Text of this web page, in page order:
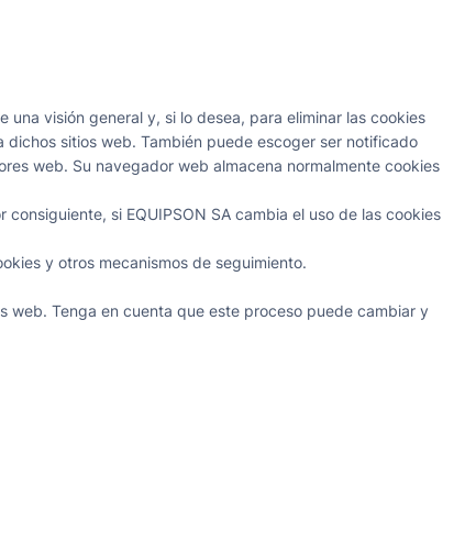
visión general y, si lo desea, para eliminar las cookies
sitios web. También puede escoger ser notificado
web. Su navegador web almacena normalmente cookies
si EQUIPSON SA cambia el uso de las cookies
y otros mecanismos de seguimiento.
web. Tenga en cuenta que este proceso puede cambiar y